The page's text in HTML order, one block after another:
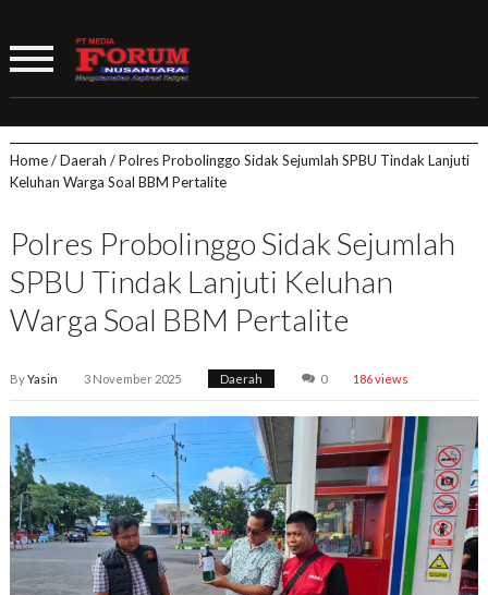
Home/Daerah /Polres Probolinggo Sidak Sejumlah SPBU Tindak Lanjuti
Keluhan Warga Soal BBM Pertalite
Polres Probolinggo Sidak Sejumlah
SPBU Tindak Lanjuti Keluhan
Warga Soal BBM Pertalite
ByYasin 3 November 2025 Daerah 0 186 views